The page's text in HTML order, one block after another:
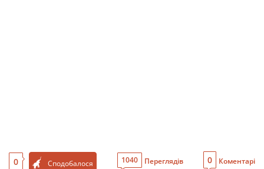
0 Сподобалося 1040 Переглядів 0 Коментарі